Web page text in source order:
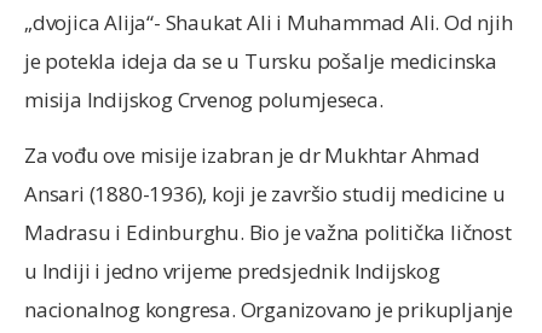
„dvojica Alija“- Shaukat Ali i Muhammad Ali. Od njih
je potekla ideja da se u Tursku pošalje medicinska
misija Indijskog Crvenog polumjeseca.
Za vođu ove misije izabran je dr Mukhtar Ahmad
Ansari (1880-1936), koji je završio studij medicine u
Madrasu i Edinburghu. Bio je važna politička ličnost
u Indiji i jedno vrijeme predsjednik Indijskog
nacionalnog kongresa. Organizovano je prikupljanje